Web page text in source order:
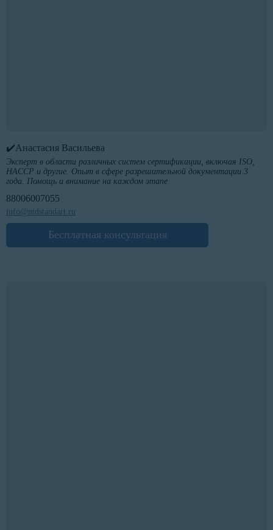
✔️Анастасия Васильева
Эксперт в области различных систем сертификации, включая ISO,
HACCP и другие. Опыт в сфере разрешительной документации 3
года. Помощь и внимание на каждом этапе
88006007055
info@ntdstandart.ru
Бесплатная консультация